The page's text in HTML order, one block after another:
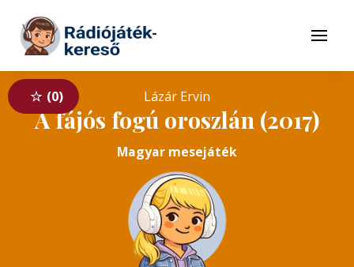
Tovább a tartalomhoz
Menü
0 Lázár Ervin
A fájós fogú oroszlán (2017)
Magyar mesejáték